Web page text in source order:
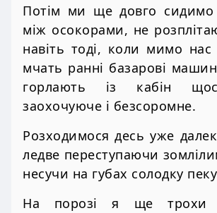
Потім ми ще довго сидимо
між осокорами, не
навіть тоді, коли мимо
мчать ранні базарові
горлають із кабін
заохочуюче і безсоромне.
Розходимося десь уже
ледве переступаючи
несучи на губах солодку
На порозі я ще трохи